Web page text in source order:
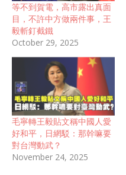
等不到賀電，高市露出真面
目，不許中方做兩件事，王
毅斬釘截鐵
October 29, 2025
毛寧轉王毅貼文稱中國人愛
好和平，日網駁：那幹嘛要
對台灣動武？
November 24, 2025